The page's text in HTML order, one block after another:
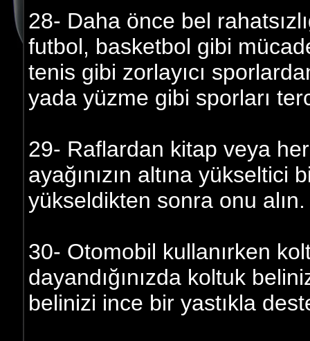
28- Daha önce bel
futbol, basketbol gibi
tenis gibi zorlayıcı
yada yüzme gibi sporları
29- Raflardan kitap veya
ayağınızın altına yükseltici
yükseldikten sonra onu alın.
30- Otomobil kullanırken
dayandığınızda koltuk
belinizi ince bir yastıkla